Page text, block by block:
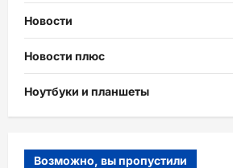
Новости
Новости плюс
Ноутбуки и планшеты
Возможно, вы пропустили